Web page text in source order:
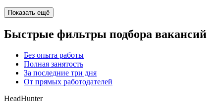
Показать ещё
Быстрые фильтры подбора вакансий
Без опыта работы
Полная занятость
За последние три дня
От прямых работодателей
HeadHunter